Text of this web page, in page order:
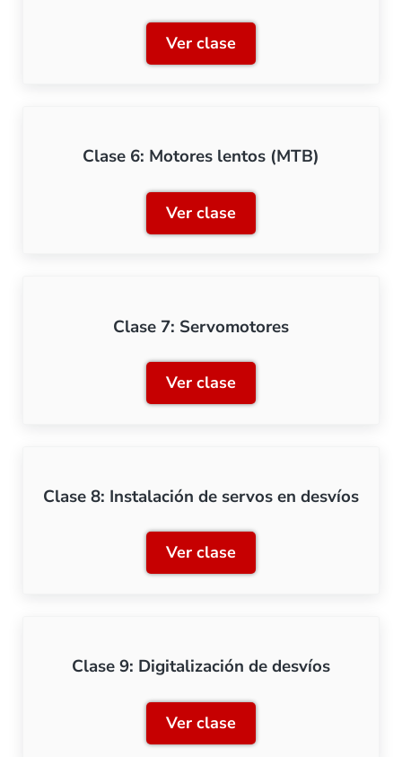
Ver claseClase 5: Control de
Clase 6: Motores lentos (MTB)
Ver claseClase 6: Motores lentos
Clase 7: Servomotores
Ver claseClase 7: Servomotores
Clase 8: Instalación de servos en desvíos
Ver claseClase 8: Instalación de
Clase 9: Digitalización de desvíos
Ver claseClase 9: Digitalización de